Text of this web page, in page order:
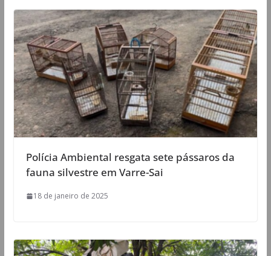
Polícia Ambiental resgata sete pássaros da
fauna silvestre em Varre-Sai
18 de janeiro de 2025